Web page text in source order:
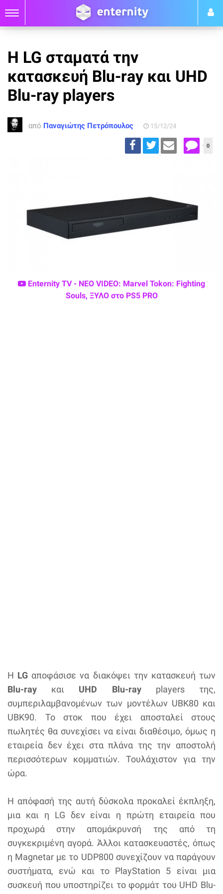
Η LG σταματά την
κατασκευή Blu-ray και UHD
Blu-ray players
από Παναγιώτης Πετρόπουλος 15/12/24
0
Enternity TV - ΝΕΟ VIDEO: Marvel Tokon: Fighting
Souls, ΞΥΛΟ στο PS5 PRO
Η LG αποφάσισε να διακόψει την κατασκευή των
Blu-ray και UHD Blu-rayplayers της,
συμπεριλαμβανομένων των μοντέλων UBK80 και
UBK90. Το στοκ που έχει αποσταλεί στους
πωλητές θα συνεχίσει να είναι διαθέσιμο, όμως η
εταιρεία δεν έχει στα πλάνα της την αποστολή
περισσότερων κομματιών. Τουλάχιστον για την
ώρα.
Η απόφασή της αυτή δύσκολα προκαλεί έκπληξη,
μια και η LG δεν είναι η πρώτη εταιρεία που
προχωρά στην απομάκρυνσή της από τη
συγκεκριμένη αγορά. Άλλοι κατασκευαστές, όπως
η Magnetar με το UDP800 συνεχίζουν να παράγουν
συστήματα, ενώ και το PlayStation 5 είναι μια
συσκευή που υποστηρίζει το φορμάτ του UHD Blu-